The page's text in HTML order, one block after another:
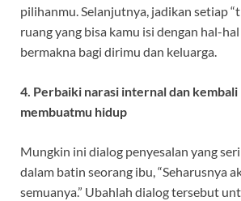
pilihanmu. Selanjutnya, jadikan setiap
ruang yang bisa kamu isi dengan hal-
bermakna bagi dirimu dan keluarga.
4. Perbaiki narasi internal dan kembali
membuatmu hidup
Mungkin ini dialog penyesalan yang
dalam batin seorang ibu, “Seharusnya
semuanya.” Ubahlah dialog tersebut